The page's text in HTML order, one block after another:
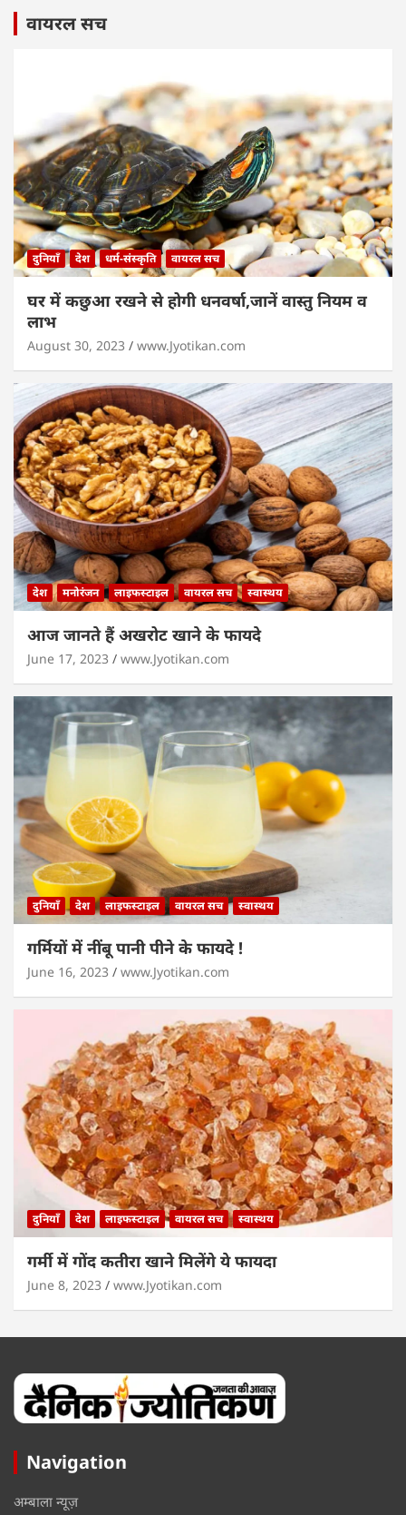
वायरल सच
दुनियाँ देश धर्म-संस्कृति वायरल सच
घर में कछुआ रखने से होगी धनवर्षा,जानें वास्तु नियम व
लाभ
August 30, 2023 www.Jyotikan.com
देश मनोरंजन लाइफस्टाइल वायरल सच स्वास्थय
आज जानते हैं अखरोट खाने के फायदे
June 17, 2023 www.Jyotikan.com
दुनियाँ देश लाइफस्टाइल वायरल सच स्वास्थय
गर्मियों में नींबू पानी पीने के फायदे !
June 16, 2023 www.Jyotikan.com
दुनियाँ देश लाइफस्टाइल वायरल सच स्वास्थय
गर्मी में गोंद कतीरा खाने मिलेंगे ये फायदा
June 8, 2023 www.Jyotikan.com
Navigation
अम्बाला न्यूज़